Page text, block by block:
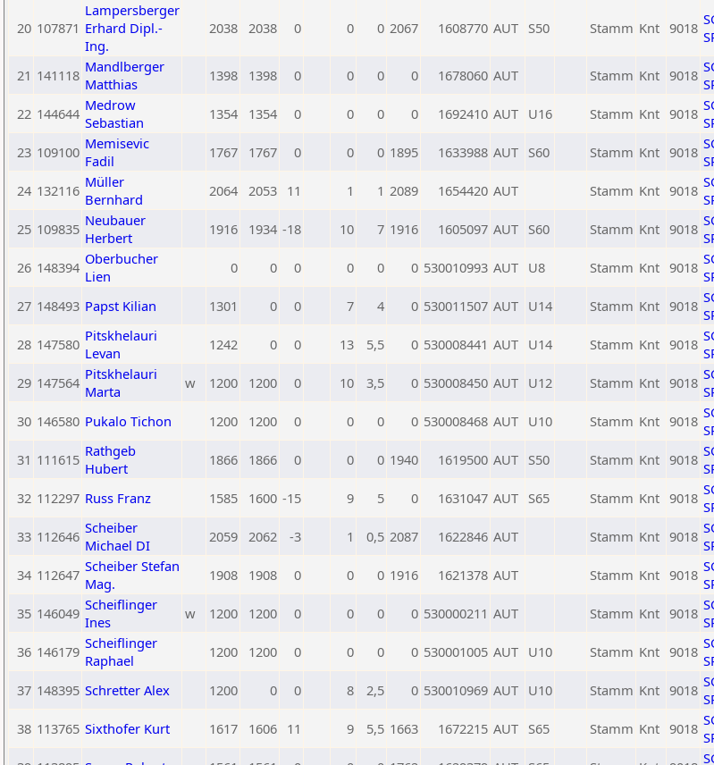
20 107871
Lampersberger
Erhard Dipl.-
Ing.
2038 2038 0 0 0 2067 1608770 AUT S50 Stamm Knt 9018
21 141118 Mandlberger
Matthias
1398 1398 0 0 0 0 1678060 AUT Stamm Knt 9018
22 144644 Medrow
Sebastian
1354 1354 0 0 0 0 1692410 AUT U16 Stamm Knt 9018
23 109100 Memisevic
Fadil
1767 1767 0 0 0 1895 1633988 AUT S60 Stamm Knt 9018
24 132116 Müller
Bernhard
2064 2053 11 1 1 2089 1654420 AUT Stamm Knt 9018
25 109835 Neubauer
Herbert
1916 1934 -18 10 7 1916 1605097 AUT S60 Stamm Knt 9018
26 148394 Oberbucher
Lien
0 0 0 0 0 0 530010993 AUT U8 Stamm Knt 9018
27 148493 Papst Kilian 1301 0 0 7 4 0 530011507 AUT U14 Stamm Knt 9018
28 147580 Pitskhelauri
Levan
1242 0 0 13 5,5 0 530008441 AUT U14 Stamm Knt 9018
29 147564 Pitskhelauri
Marta
w 1200 1200 0 10 3,5 0 530008450 AUT U12 Stamm Knt 9018
30 146580 Pukalo Tichon 1200 1200 0 0 0 0 530008468 AUT U10 Stamm Knt 9018
31 111615 Rathgeb
Hubert
1866 1866 0 0 0 1940 1619500 AUT S50 Stamm Knt 9018
32 112297 Russ Franz 1585 1600 -15 9 5 0 1631047 AUT S65 Stamm Knt 9018
33 112646 Scheiber
Michael DI
2059 2062 -3 1 0,5 2087 1622846 AUT Stamm Knt 9018
34 112647 Scheiber Stefan
Mag.
1908 1908 0 0 0 1916 1621378 AUT Stamm Knt 9018
35 146049 Scheiflinger
Ines
w 1200 1200 0 0 0 0 530000211 AUT Stamm Knt 9018
36 146179 Scheiflinger
Raphael
1200 1200 0 0 0 0 530001005 AUT U10 Stamm Knt 9018
37 148395 Schretter Alex 1200 0 0 8 2,5 0 530010969 AUT U10 Stamm Knt 9018
38 113765 Sixthofer Kurt 1617 1606 11 9 5,5 1663 1672215 AUT S65 Stamm Knt 9018